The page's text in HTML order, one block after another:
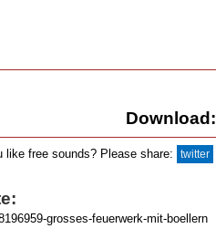
Download:
like free sounds? Please share: twitter